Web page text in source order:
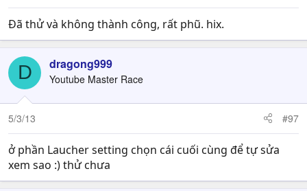
Đã thử và không thành công, rất phũ. hix.
D dragong999
Youtube Master Race
5/3/13 #97
ở phần Laucher setting chọn cái cuối cùng để tự sửa
xem sao :) thử chưa